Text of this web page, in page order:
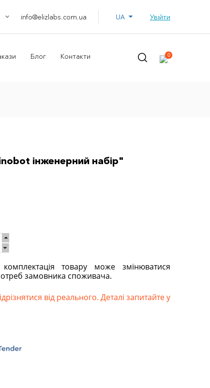
info@elizlabs.com.ua Увійти
Блог Контакти 0
інженерний набір"
комплектація товару може змінюватися
замовника споживача.
від реального. Деталі запитайте у